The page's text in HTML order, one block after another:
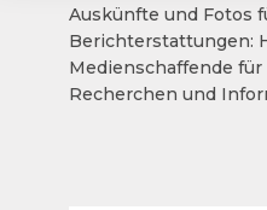
Auskünfte und Fotos
Berichterstattungen:
Medienschaffende
Recherchen und